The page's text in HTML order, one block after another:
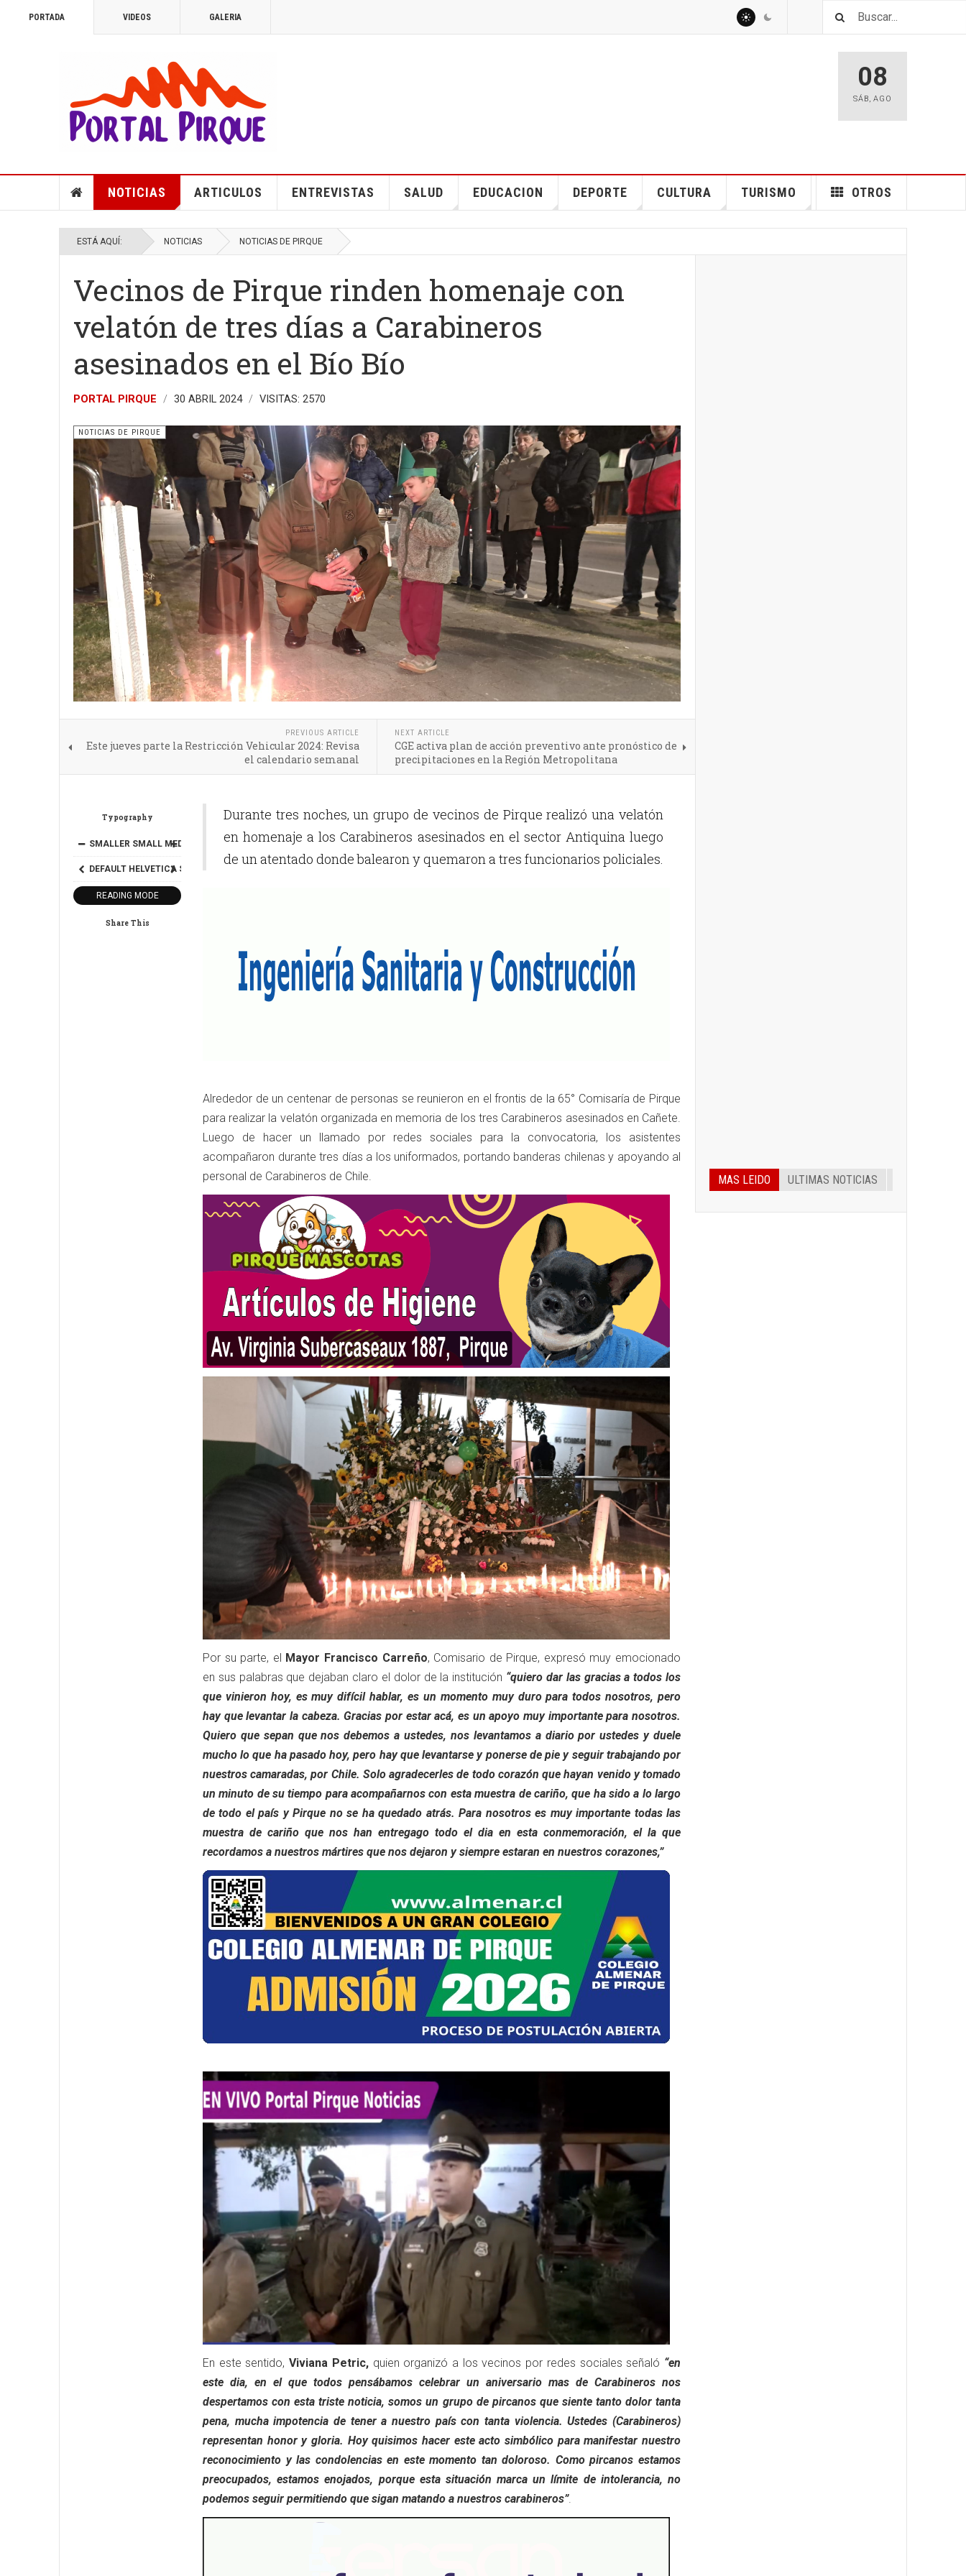
PORTADA VIDEOS GALERIA
08
SÁB, AGO
NOTICIAS ARTICULOS ENTREVISTAS SALUD EDUCACION DEPORTE CULTURA TURISMO OTROS
ESTÁ AQUÍ: NOTICIAS NOTICIAS DE PIRQUE
Vecinos de Pirque rinden homenaje con
velatón de tres días a Carabineros
asesinados en el Bío Bío
PORTAL PIRQUE 30 ABRIL 2024 VISITAS: 2570
NOTICIAS DE PIRQUE
PREVIOUS ARTICLE
Este jueves parte la Restricción Vehicular 2024: Revisa
el calendario semanal
NEXT ARTICLE
CGE activa plan de acción preventivo ante pronóstico de
precipitaciones en la Región Metropolitana
Typography
SMALLER SMALL MEDIUM BIGGER
DEFAULT HELVETICA SEGOE
READING MODE
Share This
Durante tres noches, un grupo de vecinos de Pirque realizó una velatón
en homenaje a los Carabineros asesinados en el sector Antiquina luego
de un atentado donde balearon y quemaron a tres funcionarios policiales.
Alrededor de un centenar de personas se reunieron en el frontis de la 65° Comisaría de Pirque
para realizar la velatón organizada en memoria de los tres Carabineros asesinados en Cañete.
Luego de hacer un llamado por redes sociales para la convocatoria, los asistentes
acompañaron durante tres días a los uniformados, portando banderas chilenas y apoyando al
personal de Carabineros de Chile.
Por su parte, el Mayor Francisco Carreño, Comisario de Pirque, expresó muy emocionado
en sus palabras que dejaban claro el dolor de la institución “quiero dar las gracias a todos los
que vinieron hoy, es muy difícil hablar, es un momento muy duro para todos nosotros, pero
hay que levantar la cabeza. Gracias por estar acá, es un apoyo muy importante para nosotros.
Quiero que sepan que nos debemos a ustedes, nos levantamos a diario por ustedes y duele
mucho lo que ha pasado hoy, pero hay que levantarse y ponerse de pie y seguir trabajando por
nuestros camaradas, por Chile. Solo agradecerles de todo corazón que hayan venido y tomado
un minuto de su tiempo para acompañarnos con esta muestra de cariño, que ha sido a lo largo
de todo el país y Pirque no se ha quedado atrás. Para nosotros es muy importante todas las
muestra de cariño que nos han entregago todo el dia en esta conmemoración, el la que
recordamos a nuestros mártires que nos dejaron y siempre estaran en nuestros corazones,”
En este sentido,Viviana Petric,quien organizó a los vecinos por redes sociales señaló “en
este dia, en el que todos pensábamos celebrar un aniversario mas de Carabineros nos
despertamos con esta triste noticia, somos un grupo de pircanos que siente tanto dolor tanta
pena, mucha impotencia de tener a nuestro país con tanta violencia. Ustedes (Carabineros)
representan honor y gloria. Hoy quisimos hacer este acto simbólico para manifestar nuestro
reconocimiento y las condolencias en este momento tan doloroso. Como pircanos estamos
preocupados, estamos enojados, porque esta situación marca un límite de intolerancia, no
podemos seguir permitiendo que sigan matando a nuestros carabineros”.
MAS LEIDO ULTIMAS NOTICIAS